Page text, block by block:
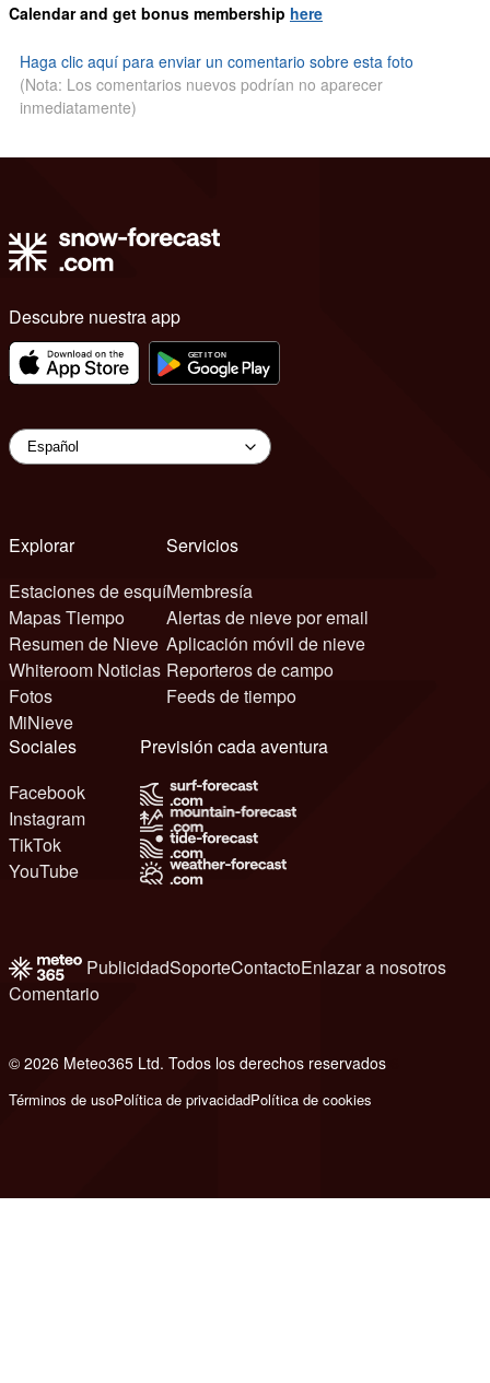
Calendar and get bonus membership here
Haga clic aquí para enviar un comentario sobre esta foto
(Nota: Los comentarios nuevos podrían no aparecer
inmediatamente)
Descubre nuestra app
Explorar
Estaciones de esquí
Mapas Tiempo
Resumen de Nieve
Whiteroom Noticias
Fotos
MiNieve
Servicios
Membresía
Alertas de nieve por email
Aplicación móvil de nieve
Reporteros de campo
Feeds de tiempo
Sociales
Facebook
Instagram
TikTok
YouTube
Previsión cada aventura
PublicidadSoporteContactoEnlazar a nosotros
Comentario
© 2026 Meteo365 Ltd. Todos los derechos reservados
Términos de usoPolítica de privacidadPolítica de cookies